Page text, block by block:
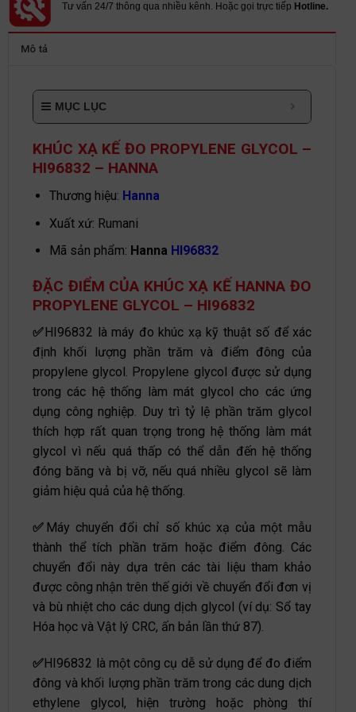
Tư vấn 24/7 thông qua nhiều kênh. Hoặc gọi trực tiếp Hotline.
Mô tả
MỤC LỤC
KHÚC XẠ KẾ ĐO PROPYLENE GLYCOL –
HI96832 – HANNA
Thương hiệu: Hanna
Xuất xứ: Rumani
Mã sản phẩm: Hanna HI96832
ĐẶC ĐIỂM CỦA KHÚC XẠ KẾ HANNA ĐO
PROPYLENE GLYCOL – HI96832
✅ HI96832 là máy đo khúc xạ kỹ thuật số để xác
định khối lượng phần trăm và điểm đông của
propylene glycol. Propylene glycol được sử dụng
trong các hệ thống làm mát glycol cho các ứng
dụng công nghiệp. Duy trì tỷ lệ phần trăm glycol
thích hợp rất quan trọng trong hệ thống làm mát
glycol vì nếu quá thấp có thể dẫn đến hệ thống
đóng băng và bị vỡ, nếu quá nhiều glycol sẽ làm
giảm hiệu quả của hệ thống.
✅ Máy chuyển đổi chỉ số khúc xạ của một mẫu
thành thể tích phần trăm hoặc điểm đông. Các
chuyển đổi này dựa trên các tài liệu tham khảo
được công nhận trên thế giới về chuyển đổi đơn vị
và bù nhiệt cho các dung dịch glycol (ví dụ: Sổ tay
Hóa học và Vật lý CRC, ấn bản lần thứ 87).
✅HI96832 là một công cụ dễ sử dụng để đo điểm
đông và khối lượng phần trăm trong các dung dịch
ethylene glycol, hiện trường hoặc phòng thí